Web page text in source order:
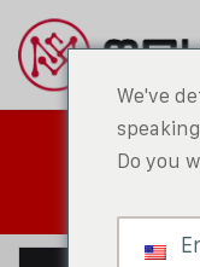
We've
Do you